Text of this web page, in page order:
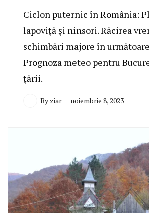
Ciclon puternic în România:
lapoviță și ninsori. Răcirea
schimbări majore în
Prognoza meteo pentru
țării.
By ziar noiembrie 8, 2023